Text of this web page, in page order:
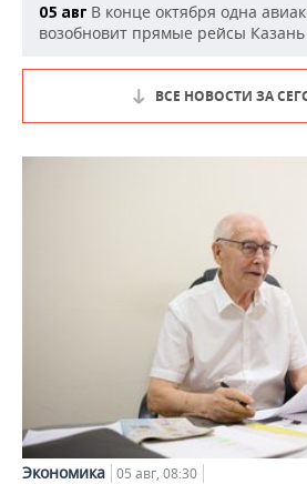
05 авг В конце октября одна
возобновит прямые рейсы
ВСЕ НОВОСТИ ЗА
Экономика 05 авг, 08:30